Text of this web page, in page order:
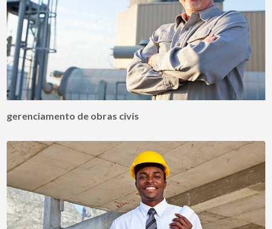
gerenciamento de obras civis